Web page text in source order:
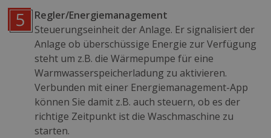
Regler/Energiemanagement
Steuerungseinheit der Anlage. Er signalisiert der
Anlage ob überschüssige Energie zur Verfügung
steht um z.B. die Wärmepumpe für eine
Warmwasserspeicherladung zu aktivieren.
Verbunden mit einer Energiemanagement-App
können Sie damit z.B. auch steuern, ob es der
richtige Zeitpunkt ist die Waschmaschine zu
starten.